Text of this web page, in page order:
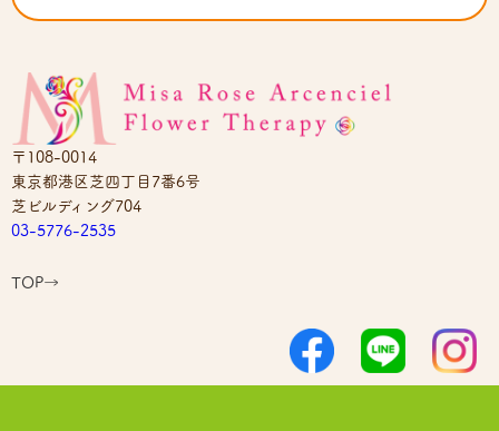
〒108-0014
東京都港区芝四丁目7番6号
芝ビルディング704
03-5776-2535
TOP→